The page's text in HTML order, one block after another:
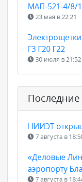
МАП-521-4/8/
23 мая в 22:21
Г3 Г20 Г22
30 июля в 21:52
НИИЭТ
7 августа в
«Деловые
аэропорту
7 августа в